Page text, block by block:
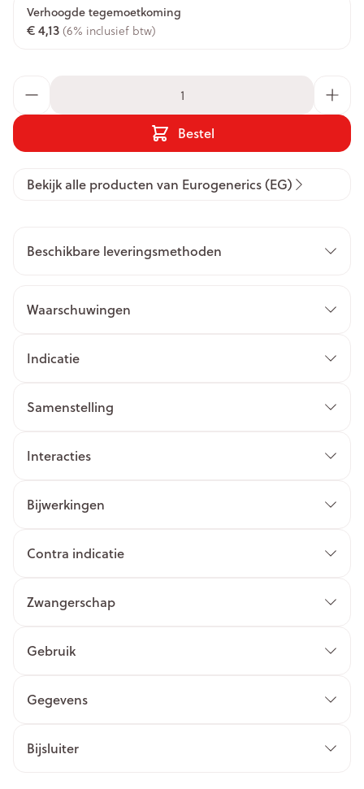
Verhoogde tegemoetkoming
€ 4,13 (6% inclusief btw)
Bestel
Bekijk alle producten van Eurogenerics (EG)
Beschikbare leveringsmethoden
Waarschuwingen
Indicatie
Samenstelling
Interacties
Bijwerkingen
Contra indicatie
Zwangerschap
Gebruik
Gegevens
Bijsluiter